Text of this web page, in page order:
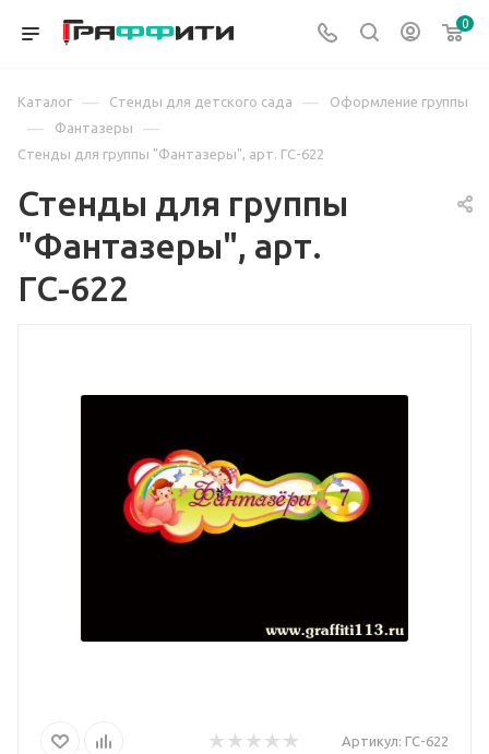
0
Каталог — Стенды для детского сада — Оформление группы
— Фантазеры —
Стенды для группы "Фантазеры", арт. ГС-622
Стенды для группы
"Фантазеры", арт.
ГС-622
Артикул: ГС-622